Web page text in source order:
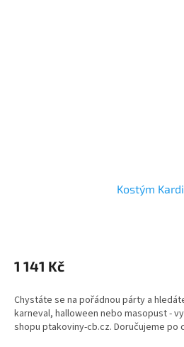
Kostým
1 141 Kč
Chystáte se na pořádnou párty a
karneval, halloween nebo masopust -
shopu ptakoviny-cb.cz. Doručujeme po